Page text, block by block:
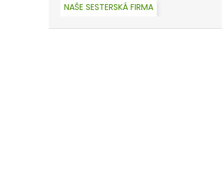
NAŠE SESTERSKÁ FIRMA